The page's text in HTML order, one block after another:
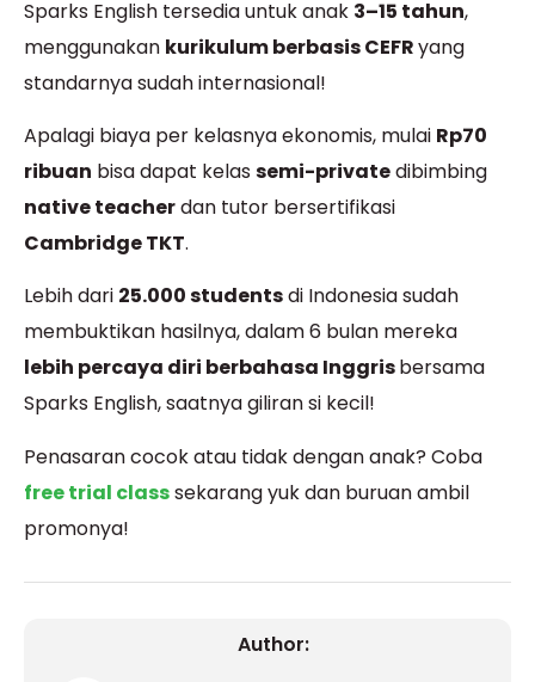
Sparks English tersedia untuk anak 3–15 tahun,
menggunakan kurikulum berbasis CEFRyang
standarnya sudah internasional!
Apalagi biaya per kelasnya ekonomis, mulai Rp70
ribuan bisa dapat kelas semi-privatedibimbing
native teacherdan tutor bersertifikasi
Cambridge TKT.
Lebih dari 25.000 studentsdi Indonesia sudah
membuktikan hasilnya, dalam 6 bulan mereka
lebih percaya diri berbahasa Inggrisbersama
Sparks English, saatnya giliran si kecil!
Penasaran cocok atau tidak dengan anak? Coba
free trial classsekarang yuk dan buruan ambil
promonya!
Author: